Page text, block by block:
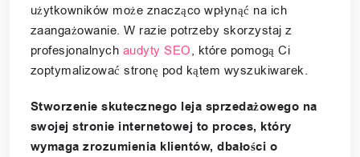
użytkowników może znacząco wpłynąć na ich
zaangażowanie. W razie potrzeby skorzystaj z
profesjonalnych audyty SEO, które pomogą Ci
zoptymalizować stronę pod kątem wyszukiwarek.
Stworzenie skutecznego leja sprzedażowego na
swojej stronie internetowej to proces, który
wymaga zrozumienia klientów, dbałości o